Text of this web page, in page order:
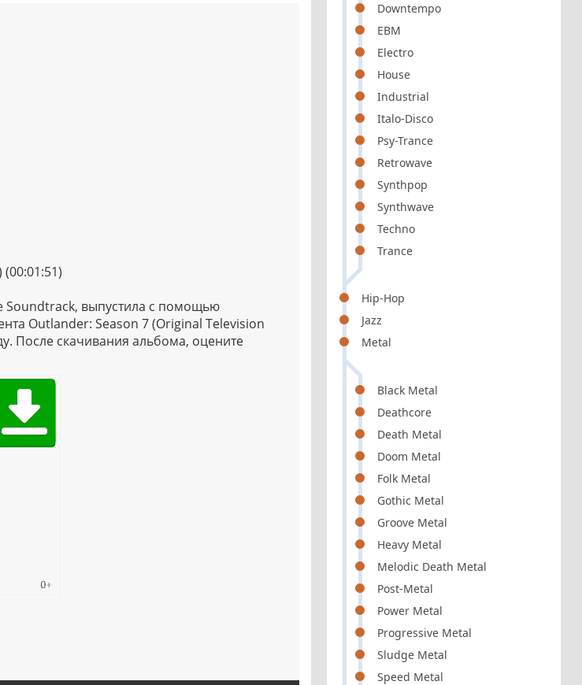
Downtempo
EBM
Electro
House
Industrial
Italo-Disco
Psy-Trance
Retrowave
Synthpop
Synthwave
Techno
Trance
Hip-Hop
Jazz
Metal
Black Metal
Deathcore
Death Metal
Doom Metal
Folk Metal
Gothic Metal
Groove Metal
Heavy Metal
Melodic Death Metal
Post-Metal
Power Metal
Progressive Metal
Sludge Metal
Speed Metal
Soundtrack, выпустила с помощью
Outlander: Season 7 (Original Television
После скачивания альбома, оцените